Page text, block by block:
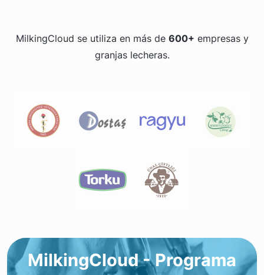
MilkingCloud se utiliza en más de 600+ empresas y
granjas lecheras.
MilkingCloud - Programa